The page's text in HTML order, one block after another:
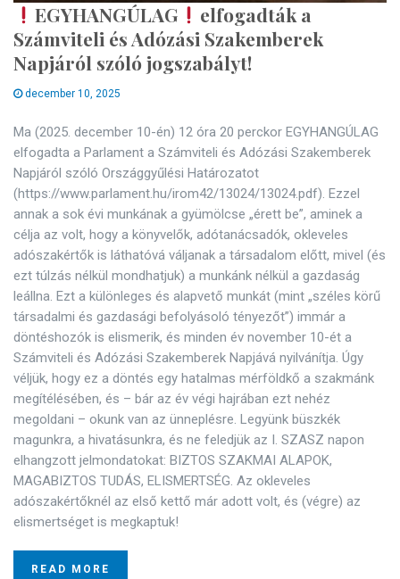
EGYHANGÚLAG
elfogadták a
Számviteli és Adózási Szakemberek
Napjáról szóló jogszabályt!
december 10, 2025
Ma (2025. december 10-én) 12 óra 20 perckor EGYHANGÚLAG
elfogadta a Parlament a Számviteli és Adózási Szakemberek
Napjáról szóló Országgyűlési Határozatot
(https://www.parlament.hu/irom42/13024/13024.pdf). Ezzel
annak a sok évi munkának a gyümölcse „érett be”, aminek a
célja az volt, hogy a könyvelők, adótanácsadók, okleveles
adószakértők is láthatóvá váljanak a társadalom előtt, mivel (és
ezt túlzás nélkül mondhatjuk) a munkánk nélkül a gazdaság
leállna. Ezt a különleges és alapvető munkát (mint „széles körű
társadalmi és gazdasági befolyásoló tényezőt”) immár a
döntéshozók is elismerik, és minden év november 10-ét a
Számviteli és Adózási Szakemberek Napjává nyilvánítja. Úgy
véljük, hogy ez a döntés egy hatalmas mérföldkő a szakmánk
megítélésében, és – bár az év végi hajrában ezt nehéz
megoldani – okunk van az ünneplésre. Legyünk büszkék
magunkra, a hivatásunkra, és ne feledjük az I. SZASZ napon
elhangzott jelmondatokat: BIZTOS SZAKMAI ALAPOK,
MAGABIZTOS TUDÁS, ELISMERTSÉG. Az okleveles
adószakértőknél az első kettő már adott volt, és (végre) az
elismertséget is megkaptuk!
READ MORE